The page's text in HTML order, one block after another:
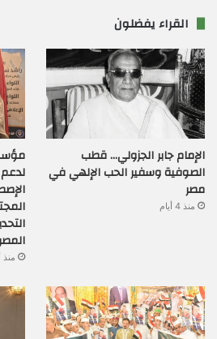
القراء يفضلون
الإمام جابر الجزولي… قطب
الصوفية وسفير الحب الإلهي في
مصر
منذ 4 أيام
منذ